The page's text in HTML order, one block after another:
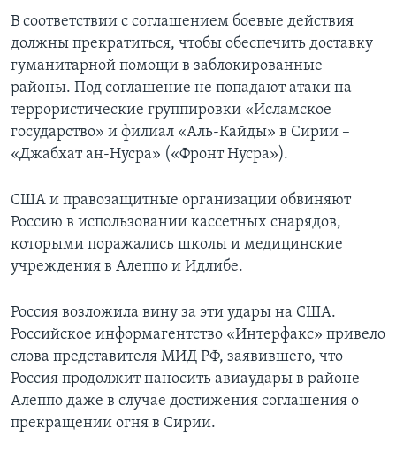
В соответствии с соглашением боевые действия
должны прекратиться, чтобы обеспечить доставку
гуманитарной помощи в заблокированные
районы. Под соглашение не попадают атаки на
террористические группировки «Исламское
государство» и филиал «Аль-Кайды» в Сирии –
«Джабхат ан-Нусра» («Фронт Нусра»).
США и правозащитные организации обвиняют
Россию в использовании кассетных снарядов,
которыми поражались школы и медицинские
учреждения в Алеппо и Идлибе.
Россия возложила вину за эти удары на США.
Российское информагентство «Интерфакс» привело
слова представителя МИД РФ, заявившего, что
Россия продолжит наносить авиаудары в районе
Алеппо даже в случае достижения соглашения о
прекращении огня в Сирии.